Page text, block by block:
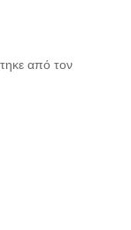
από τον